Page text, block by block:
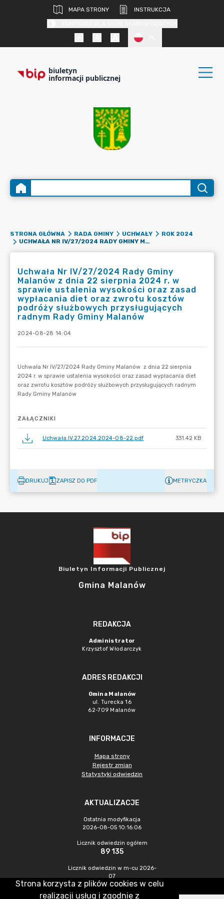
MAPA STRONY
INSTRUKCJA
biuletyn
informacji publicznej
STRONA GŁÓWNA RADA GMINY UCHWAŁY
ROK 2024
UCHWAŁA NR IV/27/2024 RADY GMINY MALANÓW Z DNIA 22 SIERPNIA 2024 R. W SPRAWIE USTALENIA WYSOKOŚCI ORAZ ZASAD WYPŁACANIA DIET ORAZ ZWROTU KOSZTÓW PODRÓŻY SŁUŻBOWYCH PRZYSŁUGUJĄCYCH RADNYM RADY GMINY MALANÓW
Uchwała Nr IV/27/2024 Rady Gminy
Malanów z dnia 22 sierpnia 2024 r. w
sprawie ustalenia wysokości oraz zasad
wypłacania diet oraz zwrotu kosztów
podróży służbowych przysługujących
radnym Rady Gminy Malanów
2024-08-28 14:04
ZAŁĄCZNIKI
Uchwała.IV.27.2024.2024-08-22.pdf 331.42 KB
DRUKUJ ZAPISZ DO PDF METRYCZKA
Biuletyn Informacji Publicznej
Gmina Malanów
REDAKCJA
Administrator
Krzysztof Włodarczyk
ADRES REDAKCJI
Gmina Malanów
ul. Turecka 16
62-709 Malanów
INFORMACJE
Mapa strony
Rejestr zmian
Statystyki odwiedzin
AKTUALIZACJE
Ostatnia modyfikacja
2026-08-05 10:16:06
Licznik odwiedzin ogółem
89 135
Licznik odwiedzin w m-cu 2026-
07
356
Strona korzysta z plików cookies w celu
realizacji usług i zgodnie z